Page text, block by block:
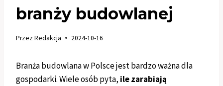
branży budowlanej
PrzezRedakcja 2024-10-16
Branża budowlana w Polsce jest bardzo ważna dla
gospodarki. Wiele osób pyta, ile zarabiają